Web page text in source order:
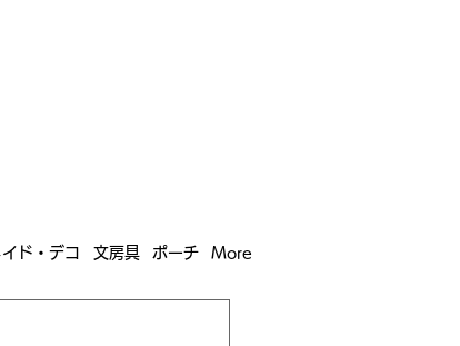
ド・デコ 文房具 ポーチ More